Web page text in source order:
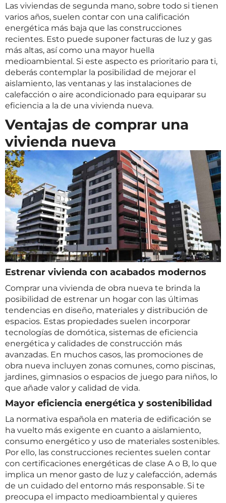
Las viviendas de segunda mano, sobre todo si tienen
varios años, suelen contar con una calificación
energética más baja que las construcciones
recientes. Esto puede suponer facturas de luz y gas
más altas, así como una mayor huella
medioambiental. Si este aspecto es prioritario para ti,
deberás contemplar la posibilidad de mejorar el
aislamiento, las ventanas y las instalaciones de
calefacción o aire acondicionado para equiparar su
eficiencia a la de una vivienda nueva.
Ventajas de comprar una
vivienda nueva
Estrenar vivienda con acabados modernos
Comprar una vivienda de obra nueva te brinda la
posibilidad de estrenar un hogar con las últimas
tendencias en diseño, materiales y distribución de
espacios. Estas propiedades suelen incorporar
tecnologías de domótica, sistemas de eficiencia
energética y calidades de construcción más
avanzadas. En muchos casos, las promociones de
obra nueva incluyen zonas comunes, como piscinas,
jardines, gimnasios o espacios de juego para niños, lo
que añade valor y calidad de vida.
Mayor eficiencia energética y sostenibilidad
La normativa española en materia de edificación se
ha vuelto más exigente en cuanto a aislamiento,
consumo energético y uso de materiales sostenibles.
Por ello, las construcciones recientes suelen contar
con certificaciones energéticas de clase A o B, lo que
implica un menor gasto de luz y calefacción, además
de un cuidado del entorno más responsable. Si te
preocupa el impacto medioambiental y quieres